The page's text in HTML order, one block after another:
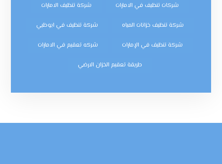
شركات تنظيف في الامارات شركة تنظيف الامارات
شركة تنظيف خزانات المياه شركة تنظيف في ابوظبي
شركة تنظيف في الإمارات شركه تعقيم في الامارات
طريقة تعقيم الخزان الارضي